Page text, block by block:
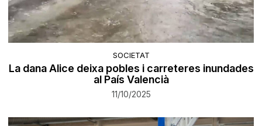
SOCIETAT
La dana Alice deixa pobles i carreteres inundades
al País Valencià
11/10/2025